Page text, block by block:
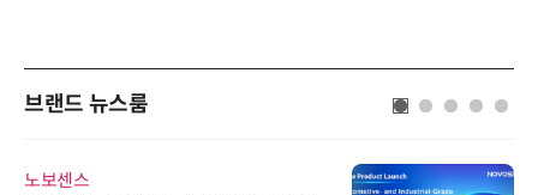
브랜드 뉴스룸
노보센스